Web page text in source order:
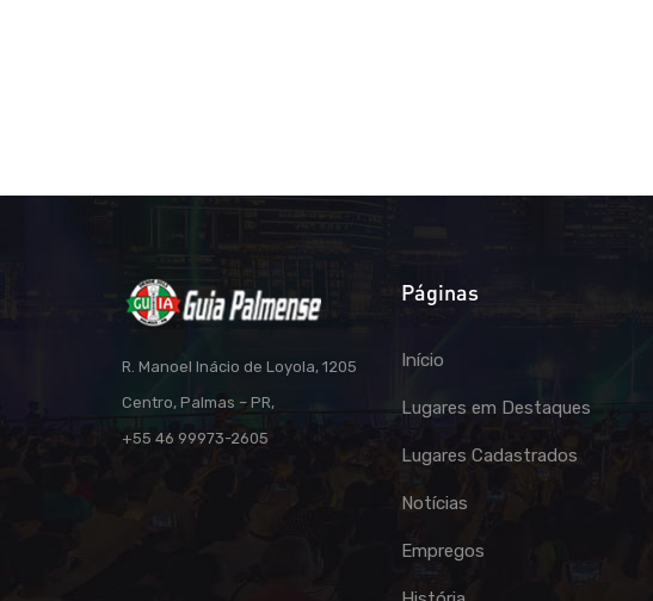
R. Manoel Inácio de Loyola, 1205
Centro, Palmas – PR,
+55 46 99973-2605
Páginas
Início
Lugares em Destaques
Lugares Cadastrados
Notícias
Empregos